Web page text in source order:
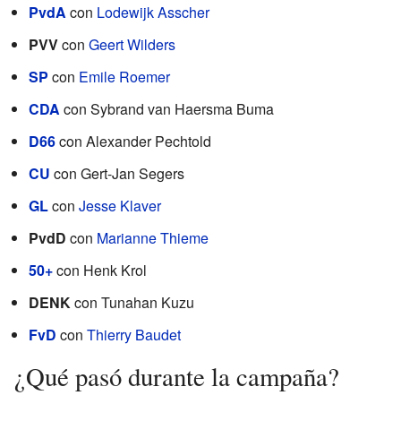
PvdA con Lodewijk Asscher
PVVcon Geert Wilders
SP con Emile Roemer
CDA con Sybrand van Haersma Buma
D66con Alexander Pechtold
CU con Gert-Jan Segers
GLcon Jesse Klaver
PvdD con Marianne Thieme
50+con Henk Krol
DENKcon Tunahan Kuzu
FvD con Thierry Baudet
¿Qué pasó durante la campaña?